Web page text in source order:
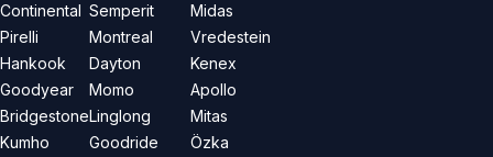
Continental
Pirelli
Hankook
Goodyear
Bridgestone
Kumho
Semperit
Montreal
Dayton
Momo
Linglong
Goodride
Midas
Vredestein
Kenex
Apollo
Mitas
Özka